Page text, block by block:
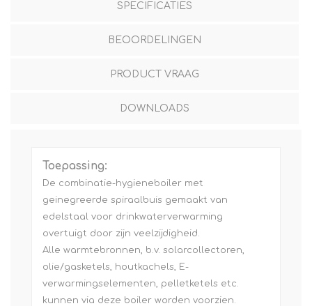
SPECIFICATIES
BEOORDELINGEN
PRODUCT VRAAG
DOWNLOADS
Toepassing:
De combinatie-hygieneboiler met
geinegreerde spiraalbuis gemaakt van
edelstaal voor drinkwaterverwarming
overtuigt door zijn veelzijdigheid.
Alle warmtebronnen, b.v. solarcollectoren,
olie/gasketels, houtkachels, E-
verwarmingselementen, pelletketels etc.
kunnen via deze boiler worden voorzien.